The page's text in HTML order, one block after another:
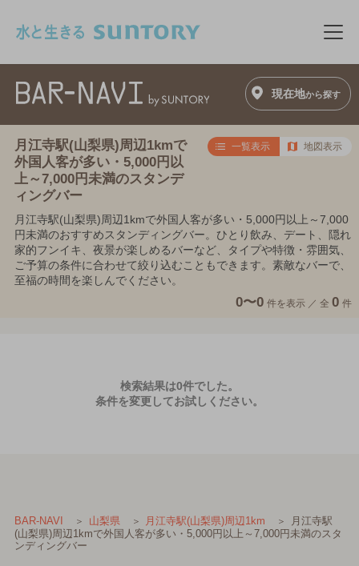
メ
現在地から探す
月江寺駅(山梨県)周辺1kmで
外国人客が多い・5,000円以
上～7,000円未満のスタンデ
ィングバー
一覧表示 地図表示
月江寺駅(山梨県)周辺1kmで外国人客が多い・5,000円以上～7,000
円未満のおすすめスタンディングバー。ひとり飲み、デート、隠れ
家的フンイキ、夜景が楽しめるバーなど、タイプや特徴・雰囲気、
ご予算の条件に合わせて絞り込むこともできます。素敵なバーで、
至福の時間を楽しんでください。
0〜0 件を表示 ／ 全 0 件
検索結果は0件でした。
条件を変更してお試しください。
BAR-NAVI 山梨県 月江寺駅(山梨県)周辺1km
月江寺駅
(山梨県)周辺1kmで外国人客が多い・5,000円以上～7,000円未満のスタ
ンディングバー